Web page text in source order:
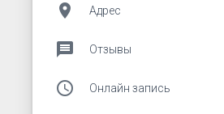
place Адрес
message Отзывы
access_time Онлайн запись